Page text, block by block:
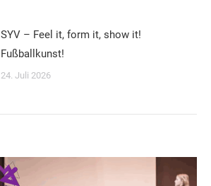
SYV – Feel it, form it, show it!
Fußballkunst!
24. Juli 2026